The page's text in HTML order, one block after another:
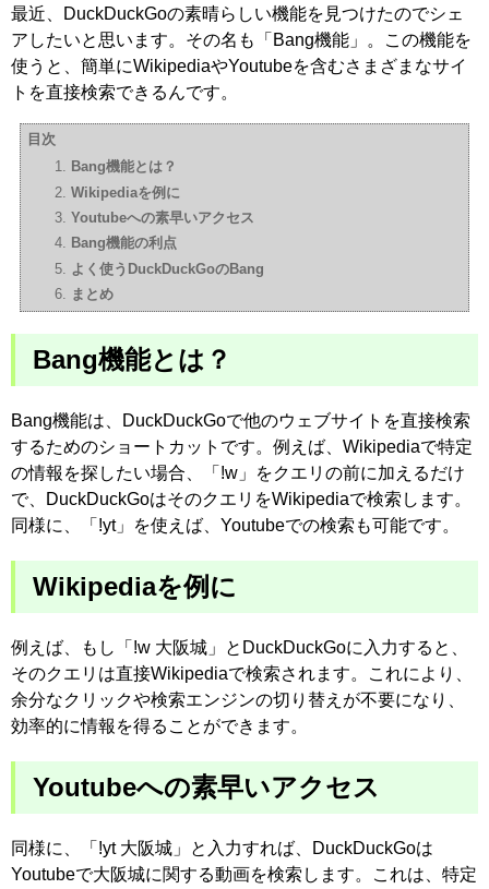
最近、DuckDuckGoの素晴らしい機能を見つけたのでシェ
アしたいと思います。その名も「Bang機能」。この機能を
使うと、簡単にWikipediaやYoutubeを含むさまざまなサイ
トを直接検索できるんです。
目次
Bang機能とは？
Wikipediaを例に
Youtubeへの素早いアクセス
Bang機能の利点
よく使うDuckDuckGoのBang
まとめ
Bang機能とは？
Bang機能は、DuckDuckGoで他のウェブサイトを直接検索
するためのショートカットです。例えば、Wikipediaで特定
の情報を探したい場合、「!w」をクエリの前に加えるだけ
で、DuckDuckGoはそのクエリをWikipediaで検索します。
同様に、「!yt」を使えば、Youtubeでの検索も可能です。
Wikipediaを例に
例えば、もし「!w 大阪城」とDuckDuckGoに入力すると、
そのクエリは直接Wikipediaで検索されます。これにより、
余分なクリックや検索エンジンの切り替えが不要になり、
効率的に情報を得ることができます。
Youtubeへの素早いアクセス
同様に、「!yt 大阪城」と入力すれば、DuckDuckGoは
Youtubeで大阪城に関する動画を検索します。これは、特定